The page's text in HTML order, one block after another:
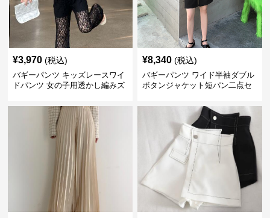
¥3,970 (税込)
バギーパンツ キッズレースワイ
ドパンツ 女の子用透かし編みズ
¥8,340 (税込)
バギーパンツ ワイド半袖ダブル
ボタンジャケット短パン二点セ